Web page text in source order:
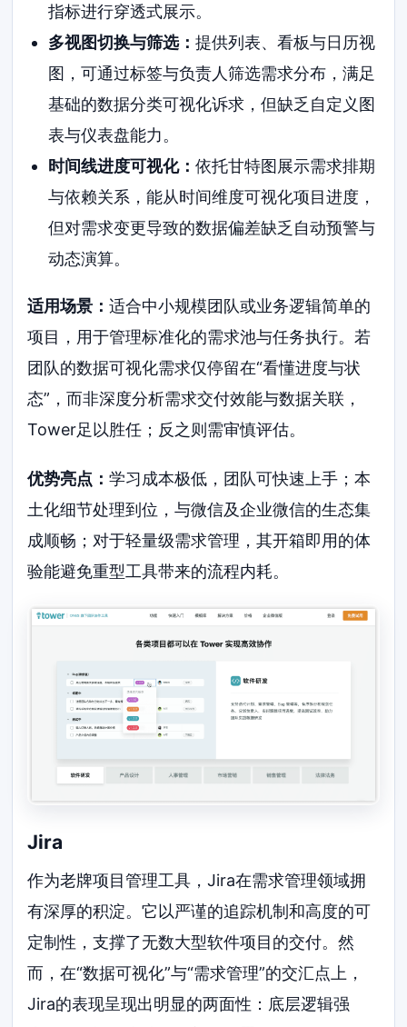
指标进行穿透式展示。
多视图切换与筛选： 提供列表、看板与日历视
图，可通过标签与负责人筛选需求分布，满足
基础的数据分类可视化诉求，但缺乏自定义图
表与仪表盘能力。
时间线进度可视化： 依托甘特图展示需求排期
与依赖关系，能从时间维度可视化项目进度，
但对需求变更导致的数据偏差缺乏自动预警与
动态演算。
适用场景：适合中小规模团队或业务逻辑简单的
项目，用于管理标准化的需求池与任务执行。若
团队的数据可视化需求仅停留在“看懂进度与状
态”，而非深度分析需求交付效能与数据关联，
Tower足以胜任；反之则需审慎评估。
优势亮点：学习成本极低，团队可快速上手；本
土化细节处理到位，与微信及企业微信的生态集
成顺畅；对于轻量级需求管理，其开箱即用的体
验能避免重型工具带来的流程内耗。
Jira
作为老牌项目管理工具，Jira在需求管理领域拥
有深厚的积淀。它以严谨的追踪机制和高度的可
定制性，支撑了无数大型软件项目的交付。然
而，在“数据可视化”与“需求管理”的交汇点上，
Jira的表现呈现出明显的两面性：底层逻辑强